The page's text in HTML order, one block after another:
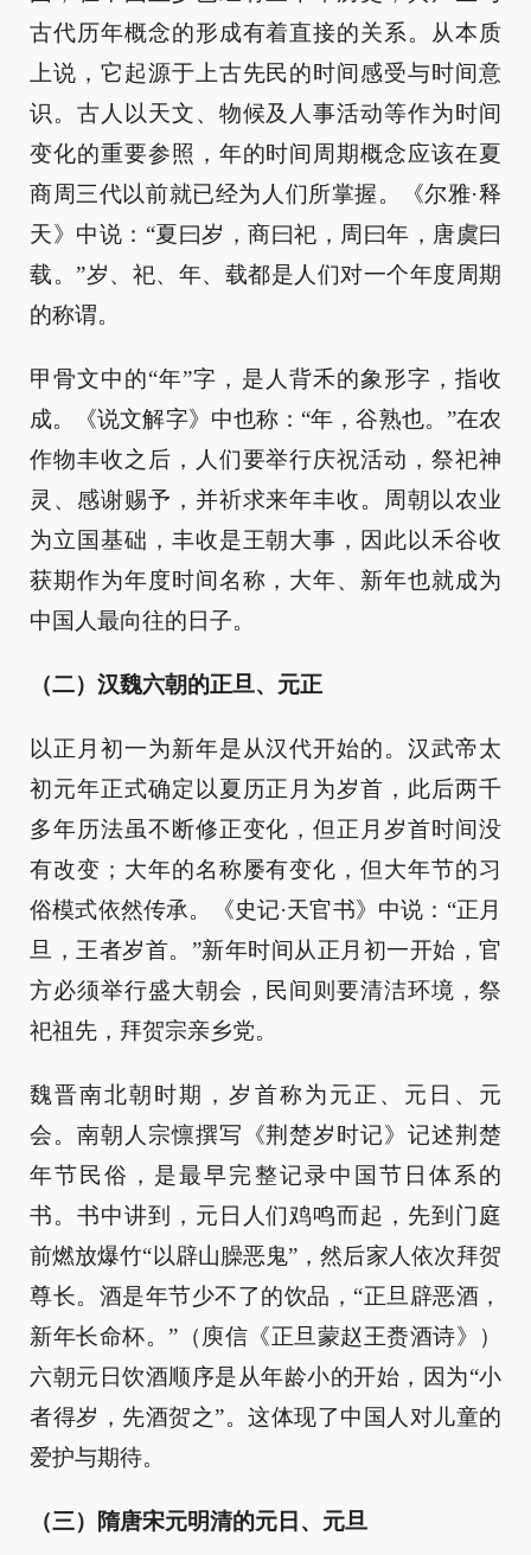
古代历年概念的形成有着直接的关系。从本质
上说，它起源于上古先民的时间感受与时间意
识。古人以天文、物候及人事活动等作为时间
变化的重要参照，年的时间周期概念应该在夏
商周三代以前就已经为人们所掌握。《尔雅·释
天》中说：“夏曰岁，商曰祀，周曰年，唐虞曰
载。”岁、祀、年、载都是人们对一个年度周期
的称谓。
甲骨文中的“年”字，是人背禾的象形字，指收
成。《说文解字》中也称：“年，谷熟也。”在农
作物丰收之后，人们要举行庆祝活动，祭祀神
灵、感谢赐予，并祈求来年丰收。周朝以农业
为立国基础，丰收是王朝大事，因此以禾谷收
获期作为年度时间名称，大年、新年也就成为
中国人最向往的日子。
（二）汉魏六朝的正旦、元正
以正月初一为新年是从汉代开始的。汉武帝太
初元年正式确定以夏历正月为岁首，此后两千
多年历法虽不断修正变化，但正月岁首时间没
有改变；大年的名称屡有变化，但大年节的习
俗模式依然传承。《史记·天官书》中说：“正月
旦，王者岁首。”新年时间从正月初一开始，官
方必须举行盛大朝会，民间则要清洁环境，祭
祀祖先，拜贺宗亲乡党。
魏晋南北朝时期，岁首称为元正、元日、元
会。南朝人宗懔撰写《荆楚岁时记》记述荆楚
年节民俗，是最早完整记录中国节日体系的
书。书中讲到，元日人们鸡鸣而起，先到门庭
前燃放爆竹“以辟山臊恶鬼”，然后家人依次拜贺
尊长。酒是年节少不了的饮品，“正旦辟恶酒，
新年长命杯。”（庾信《正旦蒙赵王赉酒诗》）
六朝元日饮酒顺序是从年龄小的开始，因为“小
者得岁，先酒贺之”。这体现了中国人对儿童的
爱护与期待。
（三）隋唐宋元明清的元日、元旦